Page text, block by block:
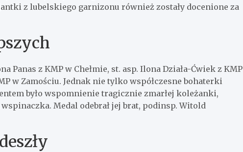
z lubelskiego garnizonu również zostały docenione za
Panas z KMP w Chełmie, st. asp. Ilona Działa-Ćwiek z KMP
w Zamościu. Jednak nie tylko współczesne bohaterki
było wspomnienie tragicznie zmarłej koleżanki,
Medal odebrał jej brat, podinsp. Witold